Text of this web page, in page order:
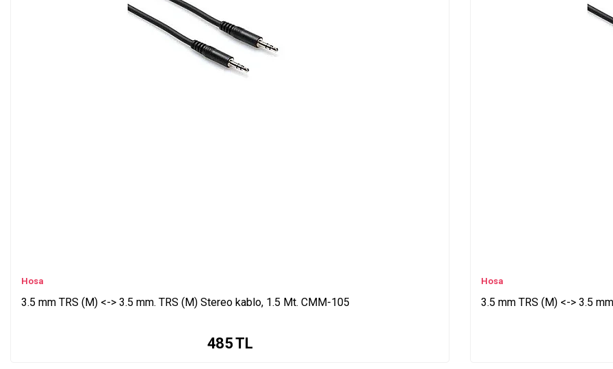
Hosa
3.5 mm TRS (M) <-> 3.5 mm. TRS (M) Stereo kablo, 1.5 Mt. CMM-105
485TL
Hosa
3.5 mm TRS (M) <-> 3.5